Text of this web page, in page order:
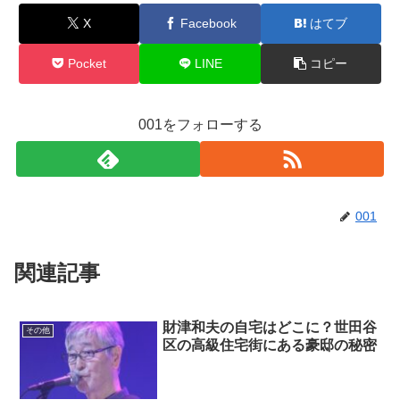
X Facebook はてブ
Pocket LINE コピー
001をフォローする
001
関連記事
その他
財津和夫の自宅はどこに？世田谷
区の高級住宅街にある豪邸の秘密